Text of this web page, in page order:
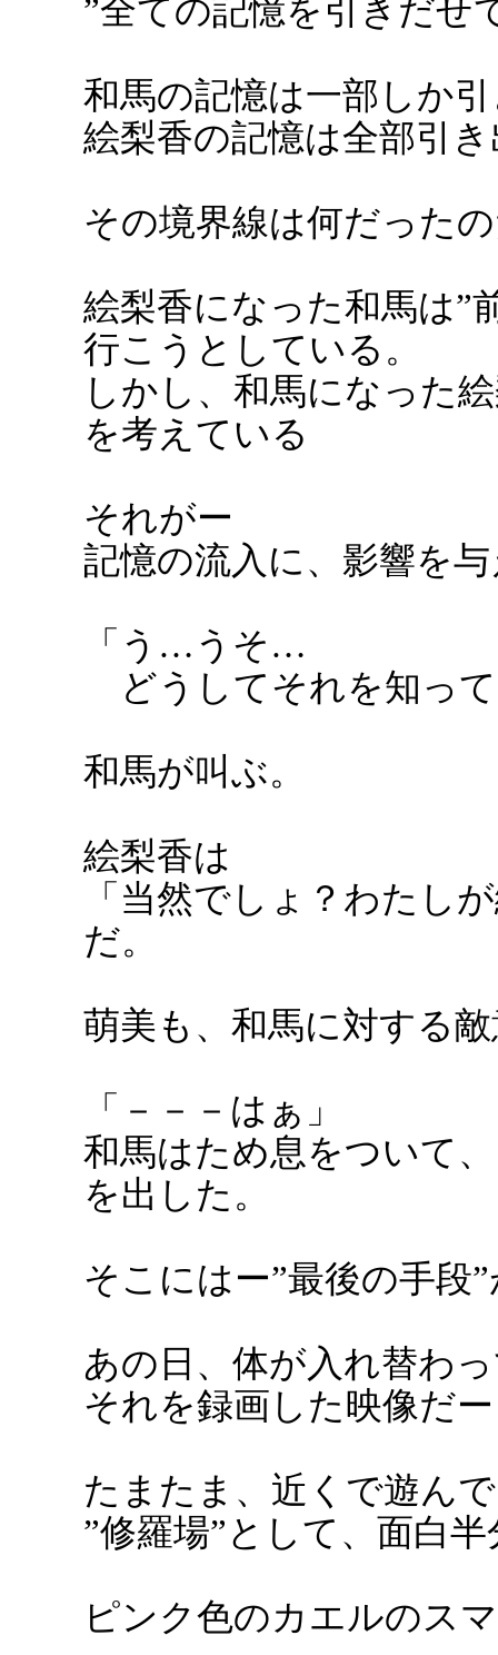
”全ての記憶を引きだせ
和馬の記憶は一部しか
絵梨香の記憶は全部引
その境界線は何だった
絵梨香になった和馬は”
行こうとしている。
しかし、和馬になった
を考えている
それがー
記憶の流入に、影響を
「う…うそ…
どうしてそれを知っ
和馬が叫ぶ。
絵梨香は
「当然でしょ？わたし
だ。
萌美も、和馬に対する
「－－－はぁ」
和馬はため息をついて
を出した。
そこにはー”最後の手段
あの日、体が入れ替わ
それを録画した映像だー
たまたま、近くで遊ん
”修羅場”として、面白
ピンク色のカエルのス